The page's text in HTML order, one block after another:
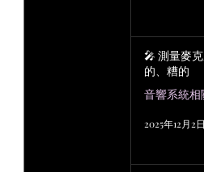
🎤 測量麥
的、糟的
2025年12月2